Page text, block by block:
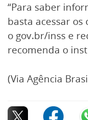
“Para saber
basta acessar os
o gov.br/inss e
recomenda o
(Via Agência